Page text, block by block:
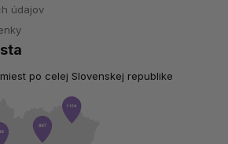
údajov
po celej Slovenskej republike